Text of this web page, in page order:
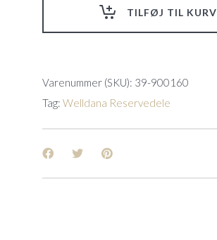
lameller
TILFØJ TIL KURV
Varenummer (SKU): 39-900160
Tag: Welldana Reservedele